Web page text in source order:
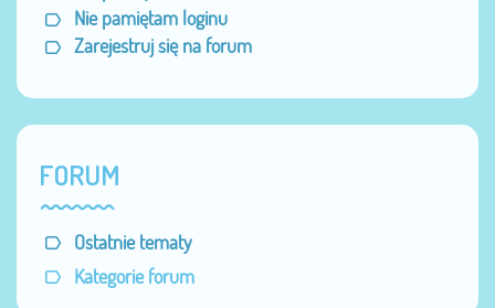
Nie pamiętam loginu
Zarejestruj się na forum
FORUM
Ostatnie tematy
Kategorie forum